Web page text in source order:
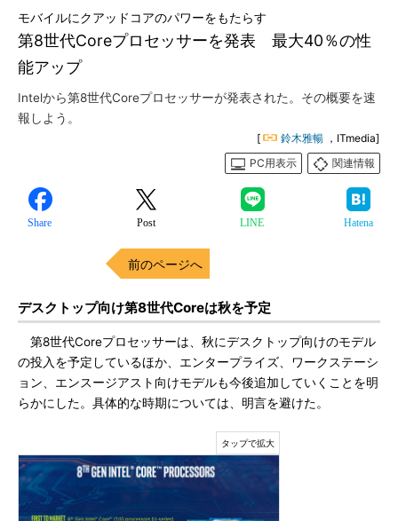
第8世代Coreプロセッサーを発表 最大40％の性
能アップ
モバイルにクアッドコアのパワーをもたらす
Intelから第8世代Coreプロセッサーが発表された。その概要を速
報しよう。
[ 鈴木雅暢 ，ITmedia]
PC用表示
関連情報
Share Post LINE Hatena
前のページへ
デスクトップ向け第8世代Coreは秋を予定
第8世代Coreプロセッサーは、秋にデスクトップ向けのモデル
の投入を予定しているほか、エンタープライズ、ワークステーシ
ョン、エンスージアスト向けモデルも今後追加していくことを明
らかにした。具体的な時期については、明言を避けた。